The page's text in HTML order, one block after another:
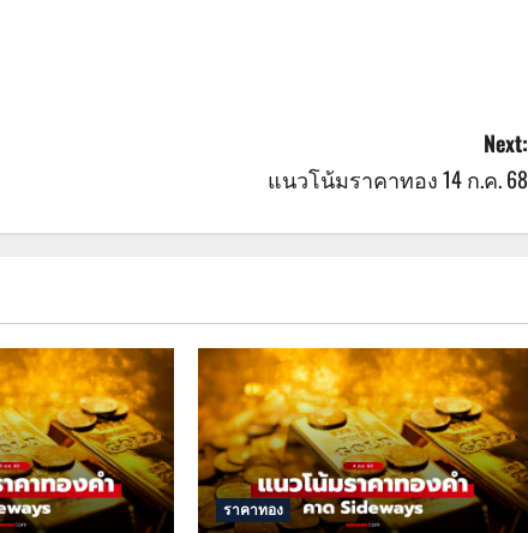
Next:
แนวโน้มราคาทอง 14 ก.ค. 68
ราคาทอง